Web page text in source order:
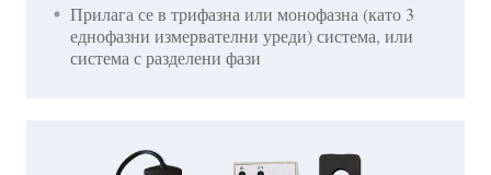
Прилага се в трифазна или монофазна (като 3
еднофазни измервателни уреди) система, или
система с разделени фази